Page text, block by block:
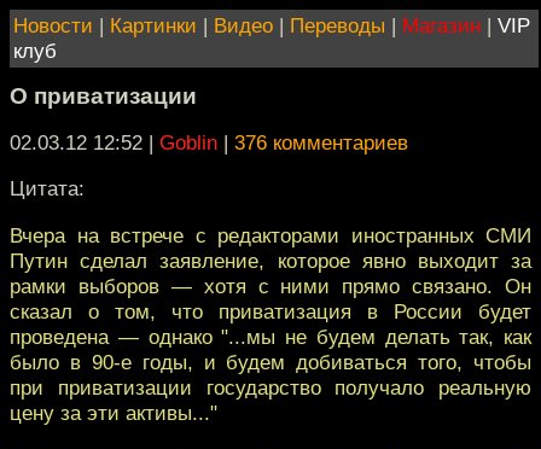
Новости | Картинки | Видео | Переводы | Магазин | VIP
клуб
О приватизации
02.03.12 12:52 | Goblin | 376 комментариев
Цитата:
Вчера на встрече с редакторами иностранных СМИ
Путин сделал заявление, которое явно выходит за
рамки выборов — хотя с ними прямо связано. Он
сказал о том, что приватизация в России будет
проведена — однако "...мы не будем делать так, как
было в 90-е годы, и будем добиваться того, чтобы
при приватизации государство получало реальную
цену за эти активы..."